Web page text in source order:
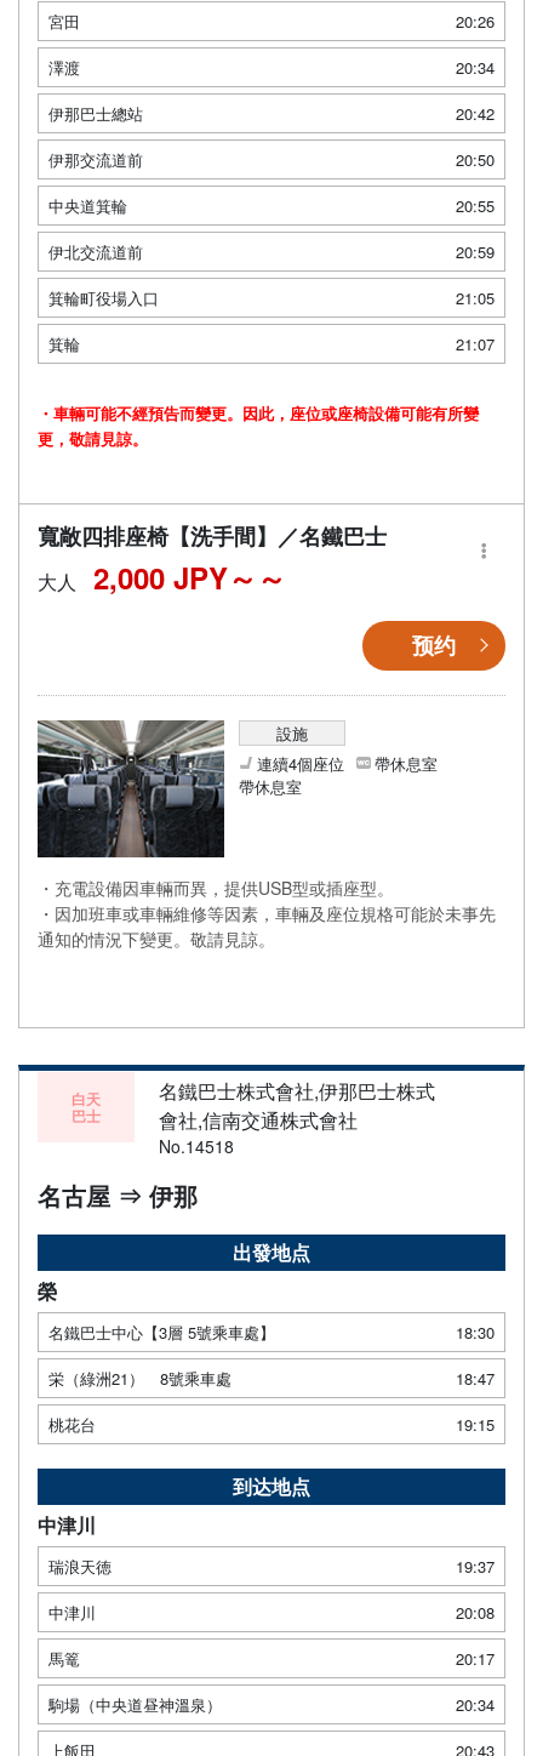
宮田
20:26
澤渡
20:34
伊那巴士總站
20:42
伊那交流道前
20:50
中央道箕輪
20:55
伊北交流道前
20:59
箕輪町役場入口
21:05
箕輪
21:07
・車輛可能不經預告而變更。因此，座位或座椅設備可能有所變
更，敬請見諒。
寬敞四排座椅【洗手間】／名鐵巴士
大人 2,000 JPY～
预约
設施
連續4個座位
帶休息室
帶休息室
・充電設備因車輛而異，提供USB型或插座型。
・因加班車或車輛維修等因素，車輛及座位規格可能於未事先
通知的情況下變更。敬請見諒。
白天
巴士
名鐵巴士株式會社,伊那巴士株式
會社,信南交通株式會社
No.14518
名古屋 ⇒ 伊那
出發地点
榮
名鐵巴士中心【3層 5號乘車處】
18:30
栄（綠洲21） 8號乘車處
18:47
桃花台
19:15
到达地点
中津川
瑞浪天徳
19:37
中津川
20:08
馬篭
20:17
駒場（中央道昼神溫泉）
20:34
上飯田
20:43